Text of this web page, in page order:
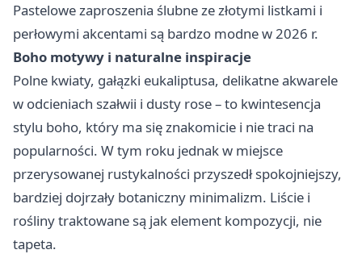
Pastelowe zaproszenia ślubne ze złotymi listkami i
perłowymi akcentami są bardzo modne w 2026 r.
Boho motywy i naturalne inspiracje
Polne kwiaty, gałązki eukaliptusa, delikatne akwarele
w odcieniach szałwii i dusty rose – to kwintesencja
stylu boho, który ma się znakomicie i nie traci na
popularności. W tym roku jednak w miejsce
przerysowanej rustykalności przyszedł spokojniejszy,
bardziej dojrzały botaniczny minimalizm. Liście i
rośliny traktowane są jak element kompozycji, nie
tapeta.